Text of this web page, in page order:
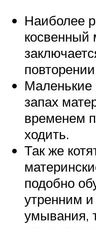
Наиболее
косвенный
Маленькие
запах
временем
ходить.
Так же
подобно
утренним
умывания,